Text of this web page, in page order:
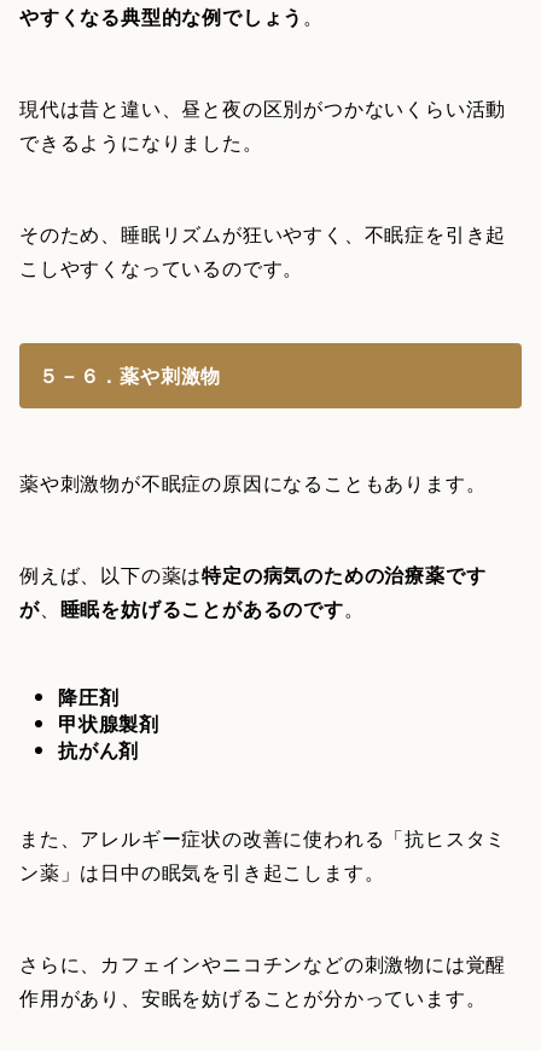
やすくなる典型的な例でしょう 。
現代は昔と違い、昼と夜の区別がつかないくらい活動
できるようになりました。
そのため、睡眠リズムが狂いやすく、不眠症を引き起
こしやすくなっているのです。
５－６．薬や刺激物
薬や刺激物が不眠症の原因になることもあります。
例えば、以下の薬は特定の病気のための治療薬です
が、 睡眠を妨げることがあるのです。
降圧剤
甲状腺製剤
抗がん剤
また、アレルギー症状の改善に使われる「抗ヒスタミ
ン薬」は日中の眠気を引き起こします。
さらに、カフェインやニコチンなどの刺激物には覚醒
作用があり、安眠を妨げることが分かっています。